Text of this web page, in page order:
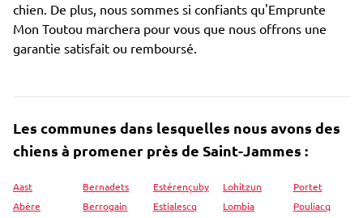
chien. De plus, nous sommes si confiants qu'Emprunte
Mon Toutou marchera pour vous que nous offrons une
garantie satisfait ou remboursé.
Les communes dans lesquelles nous avons des
chiens à promener près de Saint-Jammes :
Aast
Abère
Bernadets
Berrogain
Estérençuby
Estialescq
Lohitzun
Lombia
Portet
Pouliacq